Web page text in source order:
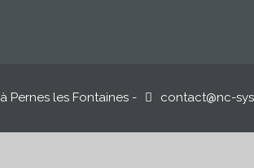
à Pernes les Fontaines - contact@nc-